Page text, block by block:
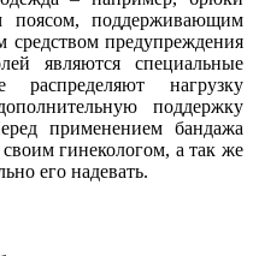
поддерживающим
предупреждения
являются специальные
распределяют нагрузку
поддержку
применением бандажа
своим гинекологом, а так же
его надевать.